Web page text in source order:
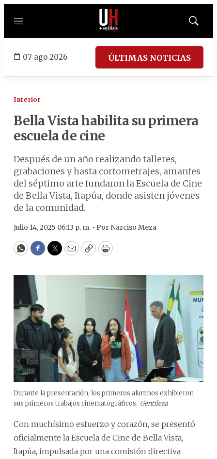
Menú
Mostrar
07 ago 2026 ÚLTIMAS NOTICIAS
Interior
Bella Vista habilita su primera
escuela de cine
Después de un año realizando talleres,
grabaciones y hasta cortometrajes, amantes
del séptimo arte fundaron la Escuela de Cine
de Bella Vista, Itapúa, donde asisten jóvenes
de la comunidad.
Julio 14, 2025 06:13 p. m. • Por Narciso Meza
WhatsApp
Facebook
Twitter
EmailCopyPrint
Durante la presentación, los primeros alumnos exhibieron
sus primeros trabajos cinematográficos. Gentileza
Con muchísimo esfuerzo y corazón, se presentó
oficialmente la Escuela de Cine de Bella Vista,
Itapúa, impulsada por una comisión directiva